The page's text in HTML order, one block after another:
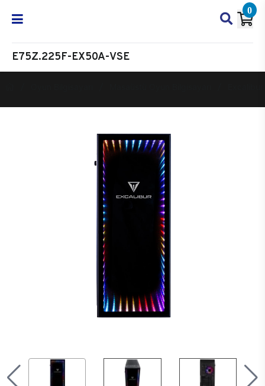
0
E75Z.225F-EX50A-VSE